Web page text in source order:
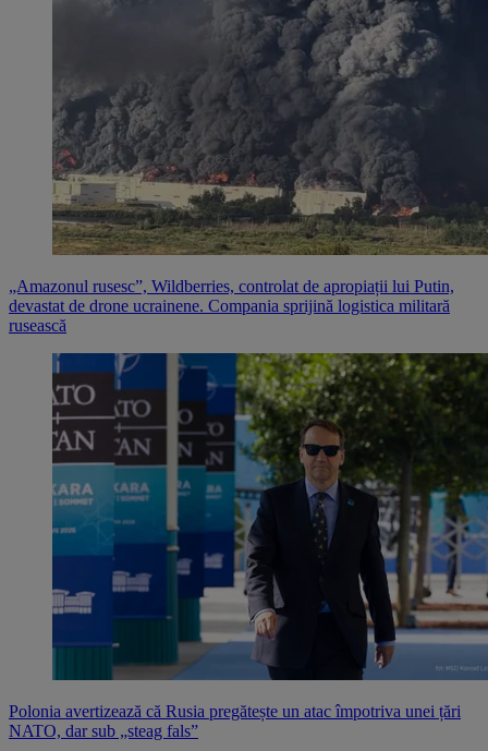
„Amazonul rusesc”, Wildberries, controlat de apropiații lui Putin,
devastat de drone ucrainene. Compania sprijină logistica militară
rusească
Polonia avertizează că Rusia pregătește un atac împotriva unei țări
NATO, dar sub „steag fals”